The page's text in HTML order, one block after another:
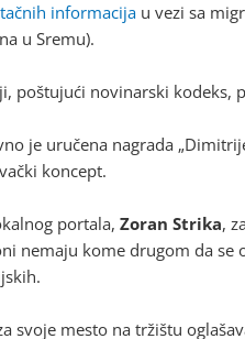
informacija u vezi sa
u Sremu).
poštujući novinarski kodeks,
je uručena nagrada
koncept.
portala, Zoran Strika,
nemaju kome drugom da se
svoje mesto na tržištu